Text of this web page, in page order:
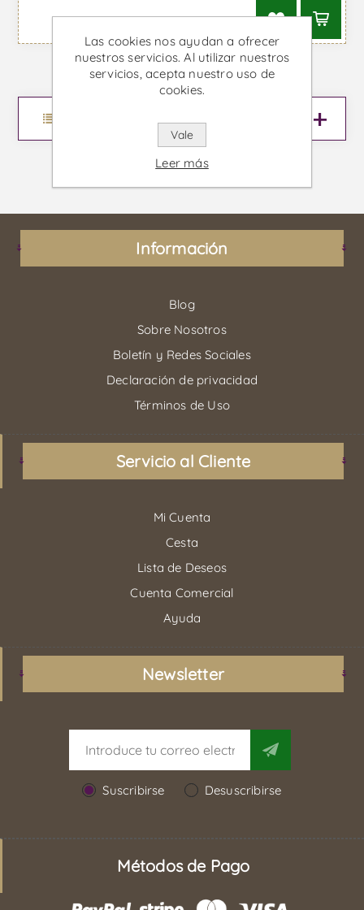
Información
Blog
Sobre Nosotros
Boletín y Redes Sociales
Declaración de privacidad
Términos de Uso
Servicio al Cliente
Mi Cuenta
Cesta
Lista de Deseos
Cuenta Comercial
Ayuda
Newsletter
Suscribirse Desuscribirse
Métodos de Pago
Las cookies nos ayudan a ofrecer
nuestros servicios. Al utilizar nuestros
servicios, acepta nuestro uso de
cookies.
Vale
Leer más